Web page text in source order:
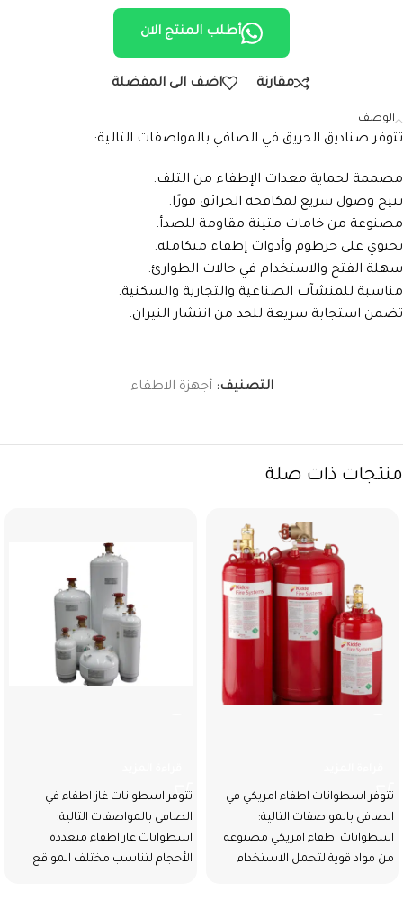
أطلب المنتج الان
مقارنة اضف الى المفضلة
الوصف
تتوفر صناديق الحريق في الصافي بالمواصفات التالية:
مصممة لحماية معدات الإطفاء من التلف.
تتيح وصول سريع لمكافحة الحرائق فورًا.
مصنوعة من خامات متينة مقاومة للصدأ.
تحتوي على خرطوم وأدوات إطفاء متكاملة.
سهلة الفتح والاستخدام في حالات الطوارئ.
مناسبة للمنشآت الصناعية والتجارية والسكنية.
تضمن استجابة سريعة للحد من انتشار النيران.
التصنيف: أجهزة الاطفاء
منتجات ذات صلة
تتوفر اسطوانات اطفاء امريكي في
الصافي بالمواصفات التالية:
اسطوانات اطفاء امريكي مصنوعة
من مواد قوية لتحمل الاستخدام
تتوفر اسطوانات غاز اطفاء في
الصافي بالمواصفات التالية:
اسطوانات غاز اطفاء متعددة
الأحجام لتناسب مختلف المواقع.